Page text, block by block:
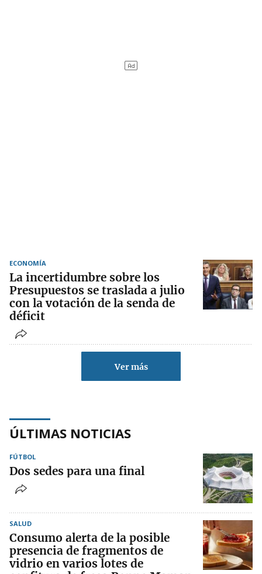
ECONOMÍA
La incertidumbre sobre los
Presupuestos se traslada a julio
con la votación de la senda de
déficit
Ver más
ÚLTIMAS NOTICIAS
FÚTBOL
Dos sedes para una final
SALUD
Consumo alerta de la posible
presencia de fragmentos de
vidrio en varios lotes de